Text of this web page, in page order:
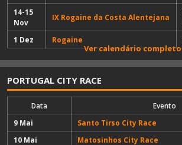
14-15
Nov
IX Rogaine da Costa Alentejana
1 Dez
Rogaine
Ver calendário completo
PORTUGAL CITY RACE
Data
Evento
9 Mai
Santo Tirso City Race
10 Mai
Matosinhos City Race